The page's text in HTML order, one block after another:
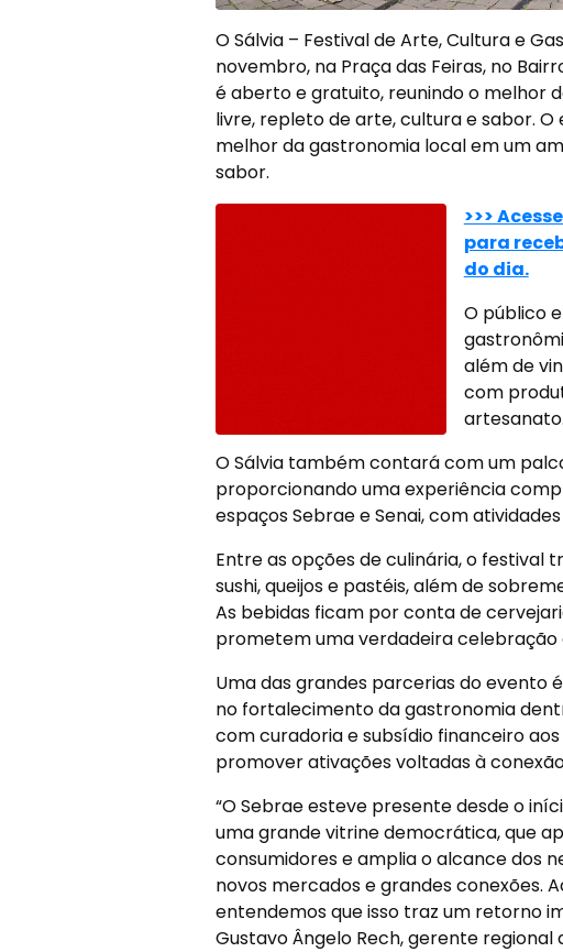
O Sálvia – Festival de Arte, Cultura e
novembro, na Praça das Feiras, no
é aberto e gratuito, reunindo o melhor
livre, repleto de arte, cultura e sabor.
melhor da gastronomia local em um
sabor.
>>>
para
do dia.
O público
além de
com
artesanato.
O Sálvia também contará com um
proporcionando uma experiência
espaços Sebrae e Senai, com
Entre as opções de culinária, o festival
sushi, queijos e pastéis, além de
As bebidas ficam por conta de
prometem uma verdadeira celebração
Uma das grandes parcerias do evento
no fortalecimento da gastronomia
com curadoria e subsídio financeiro
promover ativações voltadas à
“O Sebrae esteve presente desde o
uma grande vitrine democrática, que
consumidores e amplia o alcance dos
novos mercados e grandes conexões.
entendemos que isso traz um retorno
Gustavo Ângelo Rech, gerente regional